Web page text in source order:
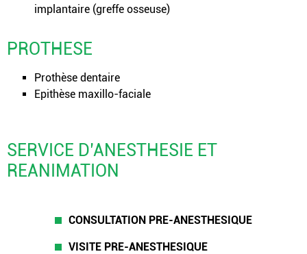
implantaire (greffe osseuse)
PROTHESE
Prothèse dentaire
Epithèse maxillo-faciale
SERVICE D’ANESTHESIE ET
REANIMATION
CONSULTATION PRE-ANESTHESIQUE
VISITE PRE-ANESTHESIQUE